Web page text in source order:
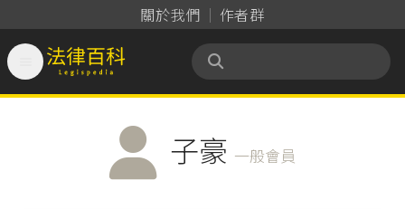
關於我們 作者群
法律百科 Legispedia
子豪 一般會員